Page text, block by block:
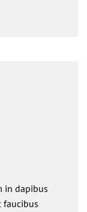
in dapibus
faucibus